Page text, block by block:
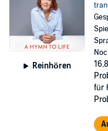
Reinhören
für